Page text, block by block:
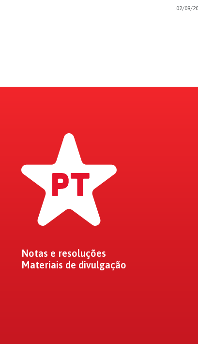
02/09/
Notas e resoluções
Materiais de divulgação